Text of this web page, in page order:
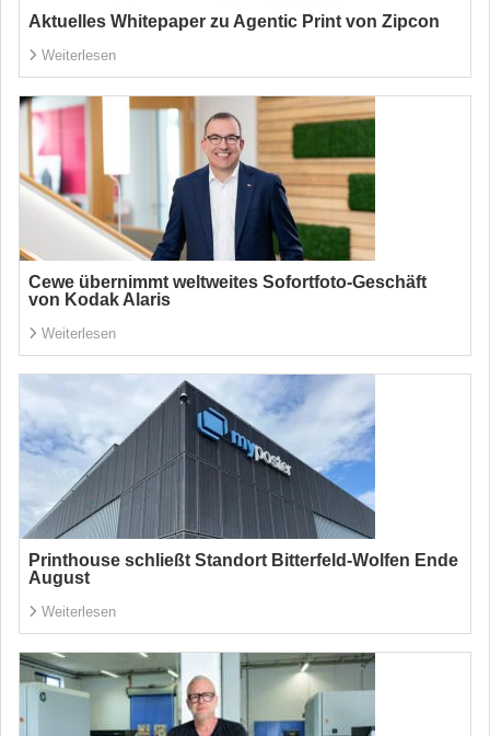
Aktuelles Whitepaper zu Agentic Print von Zipcon
Weiterlesen
Cewe übernimmt weltweites Sofortfoto-Geschäft
von Kodak Alaris
Weiterlesen
Printhouse schließt Standort Bitterfeld-Wolfen Ende
August
Weiterlesen